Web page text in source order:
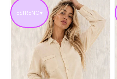
ESTRENO♥